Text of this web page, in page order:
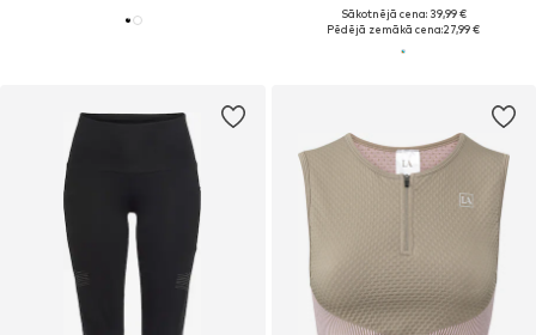
Sākotnējā cena: 39,99 €
Pēdējā zemākā cena:27,99 €